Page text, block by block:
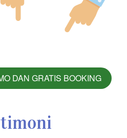
DAN GRATIS BOOKING